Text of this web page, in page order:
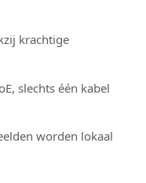
krachtige
slechts één kabel
worden lokaal